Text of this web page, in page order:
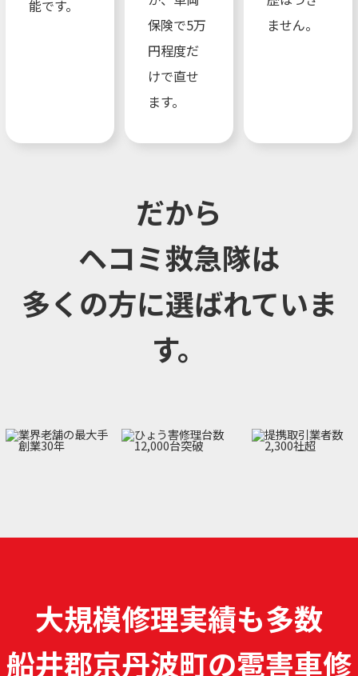
能です。
保険で5万
円程度だ
けで直せ
ます。
ません。
だから
ヘコミ救急隊は
多くの方に選ばれていま
す。
大規模修理実績も多数
船井郡京丹波町の雹害車修